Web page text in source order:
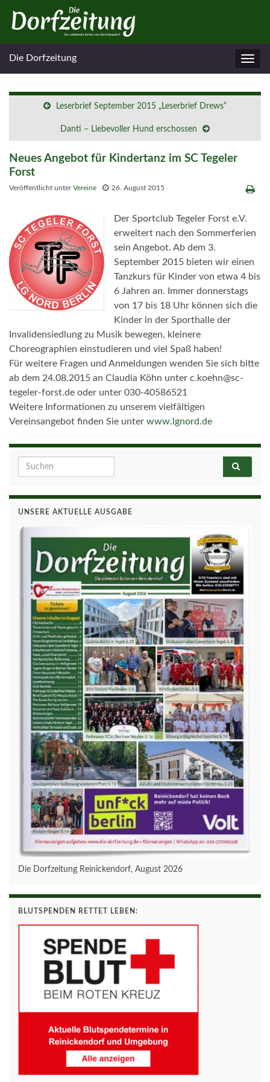
Die Dorfzeitung
Leserbrief September 2015 „Leserbrief Drews“
Danti – Liebevoller Hund erschossen
Neues Angebot für Kindertanz im SC Tegeler
Forst
Veröffentlicht unterVereine 26. August 2015
Der Sportclub Tegeler Forst e.V.
erweitert nach den Sommerferien
sein Angebot. Ab dem 3.
September 2015 bieten wir einen
Tanzkurs für Kinder von etwa 4 bis
6 Jahren an. Immer donnerstags
von 17 bis 18 Uhr können sich die
Kinder in der Sporthalle der
Invalidensiedlung zu Musik bewegen, kleinere
Choreographien einstudieren und viel Spaß haben!
Für weitere Fragen und Anmeldungen wenden Sie sich bitte
ab dem 24.08.2015 an Claudia Köhn unter c.koehn@sc-
tegeler-forst.de oder unter 030-40586521
Weitere Informationen zu unserem vielfältigen
Vereinsangebot finden Sie unter www.lgnord.de
Search for:
UNSERE AKTUELLE AUSGABE
Die Dorfzeitung Reinickendorf, August 2026
BLUTSPENDEN RETTET LEBEN: